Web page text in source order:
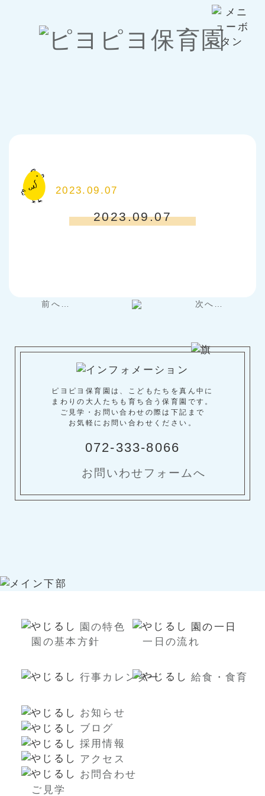
2023.09.07
2023.09.07
前へ… 次へ…
ピヨピヨ保育園は、こどもたちを真ん中に
まわりの大人たちも育ち合う保育園です。
ご見学・お問い合わせの際は下記まで
お気軽にお問い合わせください。
072-333-8066
お問いわせフォームへ
園の特色
園の基本方針
園の一日
一日の流れ
行事カレンダー 給食・食育
お知らせ
ブログ
採用情報
アクセス
お問合わせ
ご見学